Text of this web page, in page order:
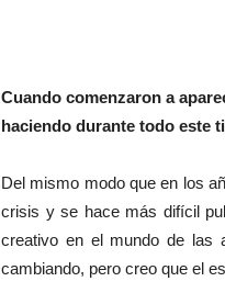
Cuando comenzaron a
haciendo durante todo este
Del mismo modo que en los
crisis y se hace más difícil
creativo en el mundo de las
cambiando, pero creo que el